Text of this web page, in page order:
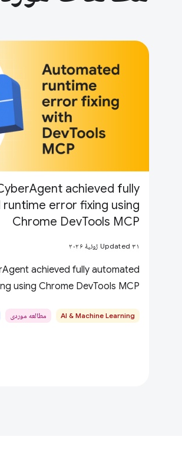
achieved fully
error fixing using
Chrome DevTools MCP
Updated ۳۱ ژوئیهٔ ۲۰۲۶
achieved fully automated
using Chrome DevTools MCP.
AI & Machine Learning مطالعه موردی